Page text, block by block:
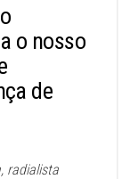
o nosso
de
radialista